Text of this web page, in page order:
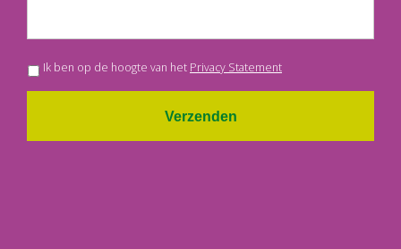
Ik ben op de hoogte van het Privacy Statement
Verzenden